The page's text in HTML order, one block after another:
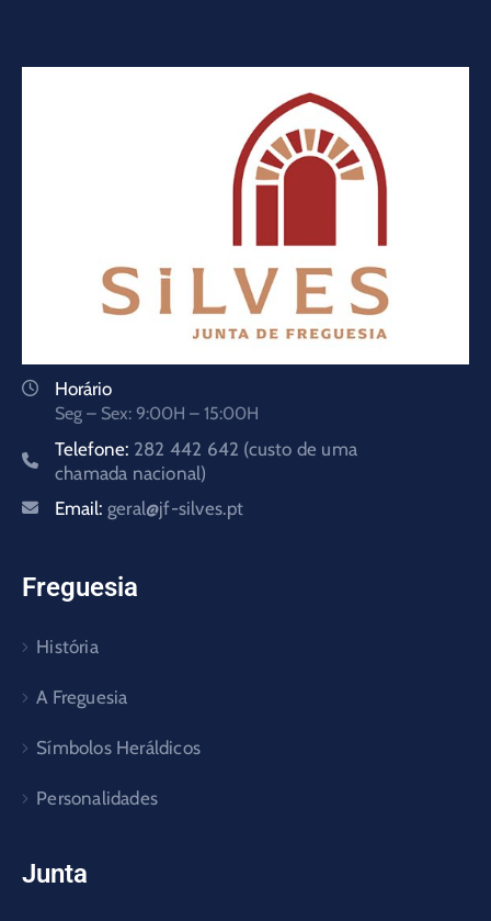
Horário
Seg – Sex: 9:00H – 15:00H
Telefone: 282 442 642 (custo de uma
chamada nacional)
Email: geral@jf-silves.pt
Freguesia
História
A Freguesia
Símbolos Heráldicos
Personalidades
Junta